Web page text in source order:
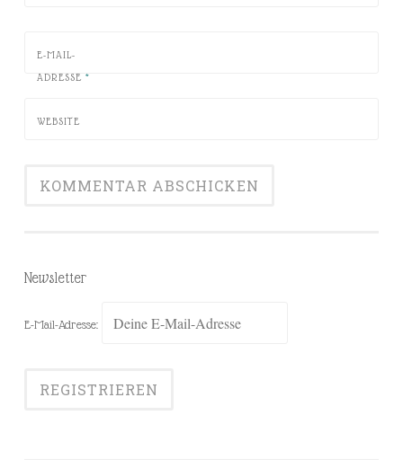
E-MAIL-
ADRESSE *
WEBSITE
Newsletter
E-Mail-Adresse: